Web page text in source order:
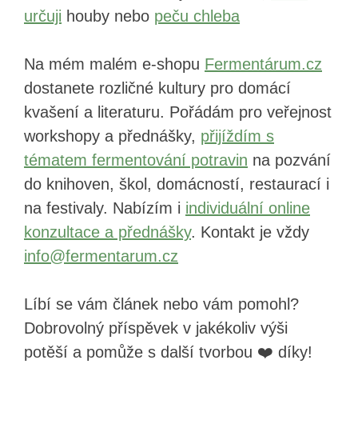
určuji houby nebo peču chleba
Na mém malém e-shopu Fermentárum.cz
dostanete rozličné kultury pro domácí
kvašení a literaturu. Pořádám pro veřejnost
workshopy a přednášky, přijíždím s
tématem fermentování potravin na pozvání
do knihoven, škol, domácností, restaurací i
na festivaly. Nabízím i individuální online
konzultace a přednášky. Kontakt je vždy
info@fermentarum.cz
Líbí se vám článek nebo vám pomohl?
Dobrovolný příspěvek v jakékoliv výši
potěší a pomůže s další tvorbou ❤️ díky!